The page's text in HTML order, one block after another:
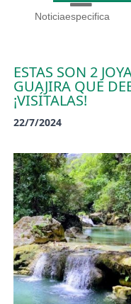
Noticiaespecifica
ESTAS SON 2
GUAJIRA QUE
¡VISÍTALAS!
22/7/2024